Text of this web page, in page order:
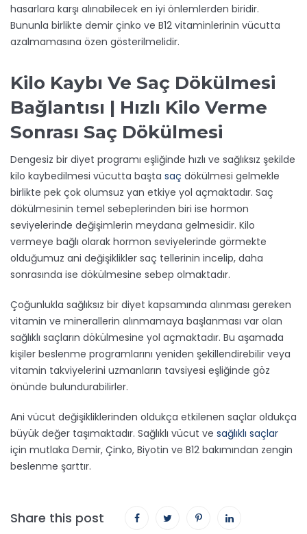
hasarlara karşı alınabilecek en iyi önlemlerden biridir.
Bununla birlikte demir çinko ve B12 vitaminlerinin vücutta
azalmamasına özen gösterilmelidir.
Kilo Kaybı Ve Saç Dökülmesi
Bağlantısı | Hızlı Kilo Verme
Sonrası Saç Dökülmesi
Dengesiz bir diyet programı eşliğinde hızlı ve sağlıksız şekilde
kilo kaybedilmesi vücutta başta saç dökülmesi gelmekle
birlikte pek çok olumsuz yan etkiye yol açmaktadır. Saç
dökülmesinin temel sebeplerinden biri ise hormon
seviyelerinde değişimlerin meydana gelmesidir. Kilo
vermeye bağlı olarak hormon seviyelerinde görmekte
olduğumuz ani değişiklikler saç tellerinin incelip, daha
sonrasında ise dökülmesine sebep olmaktadır.
Çoğunlukla sağlıksız bir diyet kapsamında alınması gereken
vitamin ve minerallerin alınmamaya başlanması var olan
sağlıklı saçların dökülmesine yol açmaktadır. Bu aşamada
kişiler beslenme programlarını yeniden şekillendirebilir veya
vitamin takviyelerini uzmanların tavsiyesi eşliğinde göz
önünde bulundurabilirler.
Ani vücut değişikliklerinden oldukça etkilenen saçlar oldukça
büyük değer taşımaktadır. Sağlıklı vücut ve sağlıklı saçlar
için mutlaka Demir, Çinko, Biyotin ve B12 bakımından zengin
beslenme şarttır.
Share this post